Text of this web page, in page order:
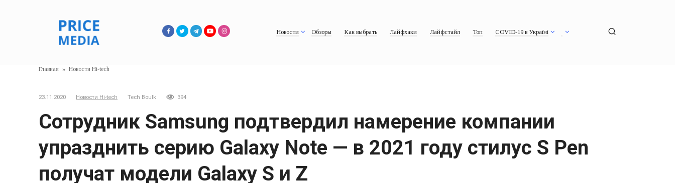
Новости Обзоры Как выбрать Лайфхаки Лайфстайл Топ COVID-19 в Україні
Главная » Новости Hi-tech
23.11.2020 Новости Hi-tech Tech Boulk 394
Сотрудник Samsung подтвердил намерение компании
упразднить серию Galaxy Note — в 2021 году стилус S Pen
получат модели Galaxy S и Z